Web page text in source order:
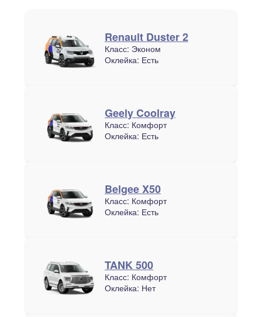
Renault Duster 2
Класс: Эконом
Оклейка: Есть
Geely Coolray
Класс: Комфорт
Оклейка: Есть
Belgee X50
Класс: Комфорт
Оклейка: Есть
TANK 500
Класс: Комфорт
Оклейка: Нет